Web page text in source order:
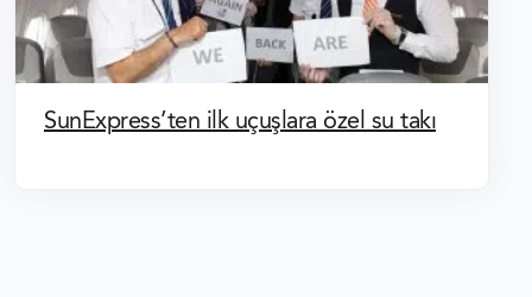
SunExpress’ten ilk uçuşlara özel su takı